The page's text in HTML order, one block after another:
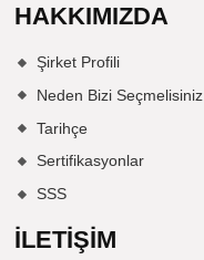
HAKKIMIZDA
Şirket Profili
Neden Bizi Seçmelisiniz
Tarihçe
Sertifikasyonlar
SSS
İLETIŞIM